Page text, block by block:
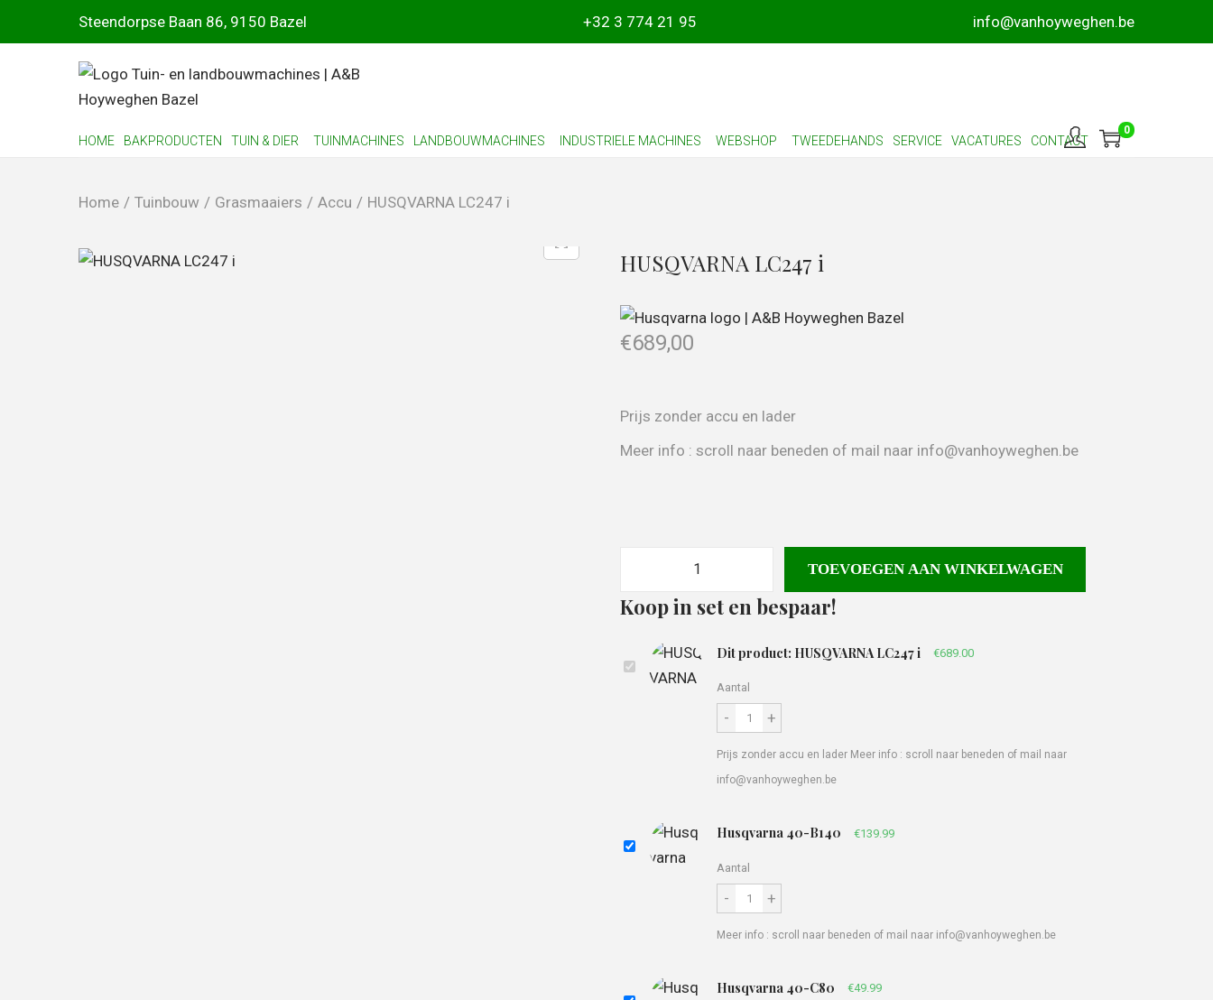
Steendorpse Baan 86, 9150 Bazel +32 3 774 21 95 info@vanhoyweghen.be
HOME BAKPRODUCTEN TUIN & DIER TUINMACHINES LANDBOUWMACHINES INDUSTRIELE MACHINES WEBSHOP TWEEDEHANDS SERVICE VACATURES CONTACT
0
Home / Tuinbouw / Grasmaaiers / Accu / HUSQVARNA LC247 i
HUSQVARNA LC247 i
€689,00
Prijs zonder accu en lader
Meer info : scroll naar beneden of mail naar info@vanhoyweghen.be
TOEVOEGEN AAN WINKELWAGEN
Koop in set en bespaar!
Dit product: HUSQVARNA LC247 i €689.00
Aantal
- +
Prijs zonder accu en lader Meer info : scroll naar beneden of mail naar
info@vanhoyweghen.be
Husqvarna 40-B140 €139.99
Aantal
- +
Meer info : scroll naar beneden of mail naar info@vanhoyweghen.be
Husqvarna 40-C80 €49.99